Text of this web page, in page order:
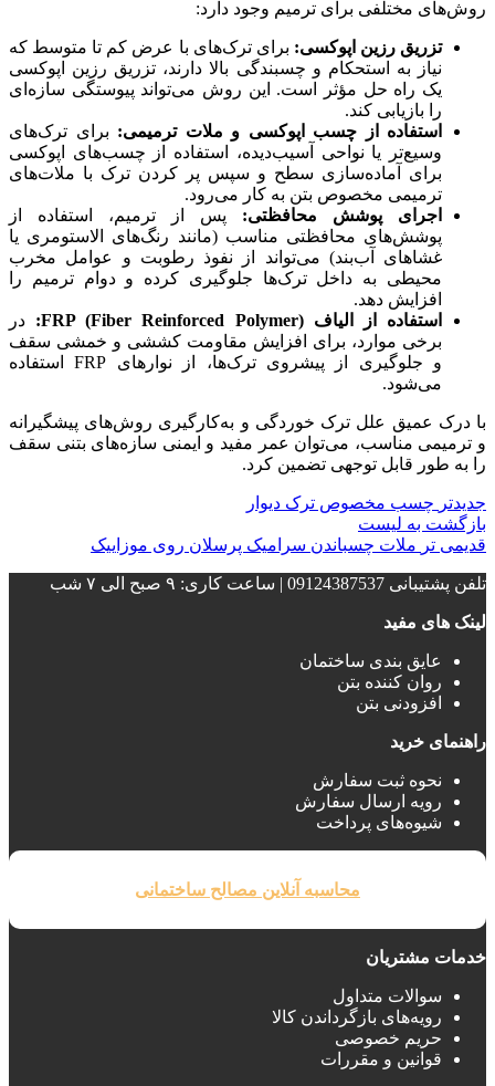
روش‌های مختلفی برای ترمیم وجود دارد:
تزریق رزین اپوکسی: برای ترک‌های با عرض کم تا متوسط که
نیاز به استحکام و چسبندگی بالا دارند، تزریق رزین اپوکسی
یک راه حل مؤثر است. این روش می‌تواند پیوستگی سازه‌ای
را بازیابی کند.
استفاده از چسب اپوکسی و ملات ترمیمی: برای ترک‌های
وسیع‌تر یا نواحی آسیب‌دیده، استفاده از چسب‌های اپوکسی
برای آماده‌سازی سطح و سپس پر کردن ترک با ملات‌های
ترمیمی مخصوص بتن به کار می‌رود.
اجرای پوشش محافظتی: پس از ترمیم، استفاده از
پوشش‌های محافظتی مناسب (مانند رنگ‌های الاستومری یا
غشاهای آب‌بند) می‌تواند از نفوذ رطوبت و عوامل مخرب
محیطی به داخل ترک‌ها جلوگیری کرده و دوام ترمیم را
افزایش دهد.
استفاده از الیاف FRP (Fiber Reinforced Polymer):
در
برخی موارد، برای افزایش مقاومت کششی و خمشی سقف
و جلوگیری از پیشروی ترک‌ها، از نوارهای FRP استفاده
می‌شود.
با درک عمیق علل ترک خوردگی و به‌کارگیری روش‌های پیشگیرانه
و ترمیمی مناسب، می‌توان عمر مفید و ایمنی سازه‌های بتنی سقف
را به طور قابل توجهی تضمین کرد.
جدیدتر چسب مخصوص ترک دیوار
بازگشت به لیست
قدیمی تر ملات چسباندن سرامیک پرسلان روی موزاییک
تلفن پشتیبانی 09124387537 | ساعت کاری: ۹ صبح الی ۷ شب
لینک های مفید
عایق بندی ساختمان‌
روان کننده بتن
افزودنی بتن
راهنمای خرید
نحوه ثبت سفارش
رویه ارسال سفارش
شیوه‌های پرداخت
محاسبه آنلاین مصالح ساختمانی
خدمات مشتریان
سوالات متداول
رویه‌های بازگرداندن کالا
حریم خصوصی
قوانین و مقررات